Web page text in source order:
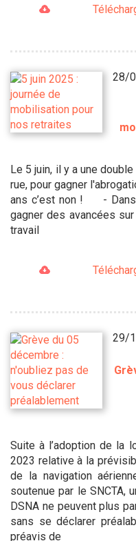
28/
Le 5 juin, il y a une
rue, pour gagner
ans c’est non ! - Dans
gagner des avancées
travail
29/
Suite à l’adoption de la
2023 relative à la
de la navigation
soutenue par le SNCTA,
DSNA ne peuvent plus
sans se déclarer
préavis de